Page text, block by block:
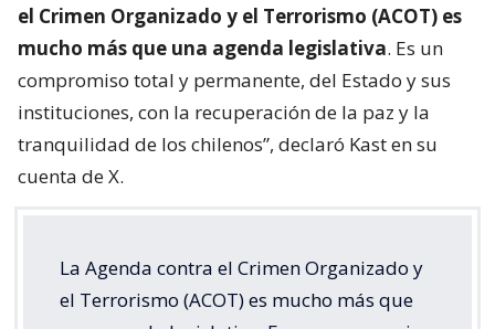
el Crimen Organizado y el Terrorismo (ACOT) es
mucho más que una agenda legislativa. Es un
compromiso total y permanente, del Estado y sus
instituciones, con la recuperación de la paz y la
tranquilidad de los chilenos”, declaró Kast en su
cuenta de X.
La Agenda contra el Crimen Organizado y
el Terrorismo (ACOT) es mucho más que